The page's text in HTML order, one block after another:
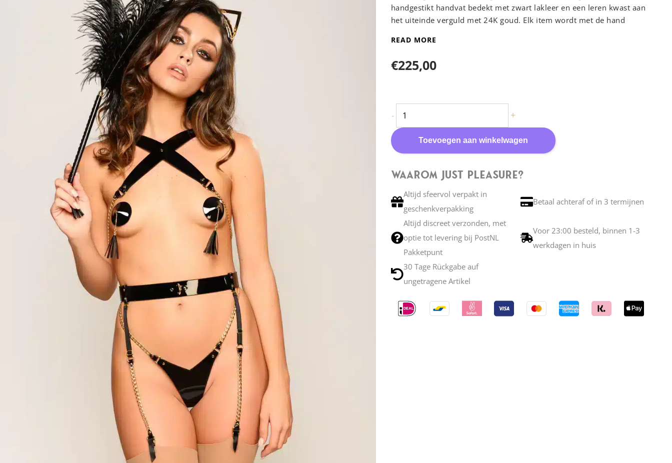
handgestikt handvat bedekt met zwart lakleer en een leren kwast aan
het uiteinde verguld met 24K goud. Elk item wordt met de hand
bestelling, met de hand gemaakt in Berlijn.
Handmade to order
READ MORE
€225,00
-
Fräulein
Kink
Rica
Veren
aantal
+
Toevoegen aan winkelwagen
Waarom Just Pleasure?
Altijd sfeervol verpakt in
geschenkverpakking
Betaal achteraf of in 3 termijnen
Altijd discreet verzonden, met
optie tot levering bij PostNL
Pakketpunt
Voor 23:00 besteld, binnen 1-3
werkdagen in huis
30 Tage Rückgabe auf
ungetragene Artikel